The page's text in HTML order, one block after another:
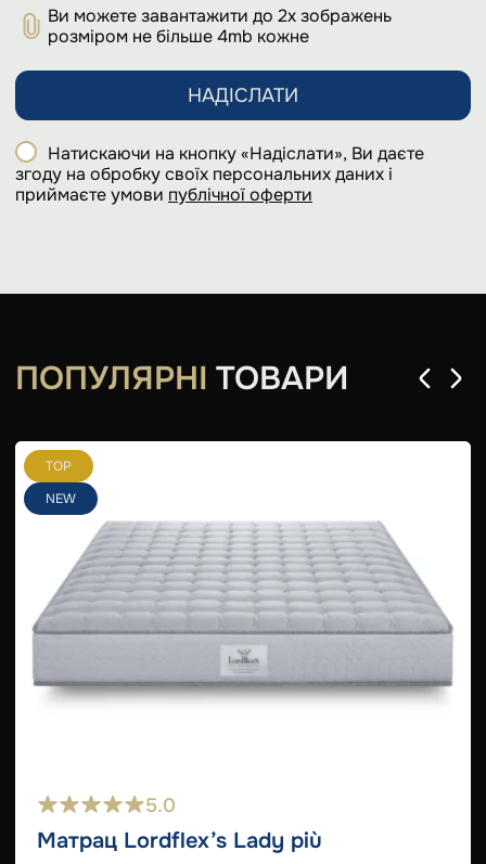
Ви можете завантажити до 2х зображень
розміром не більше 4mb кожне
НАДІСЛАТИ
Натискаючи на кнопку «Надіслати», Ви даєте
згоду на обробку своїх персональних даних і
приймаєте умови публічної оферти
ПОПУЛЯРНІ ТОВАРИ
TOP
NEW
5.0
Матрац Lordflex’s Lady più